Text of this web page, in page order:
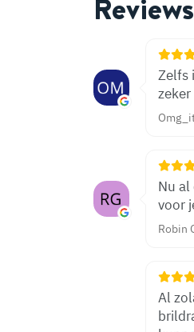
Reviews
Zelfs
Nu
voor
Robin
Al